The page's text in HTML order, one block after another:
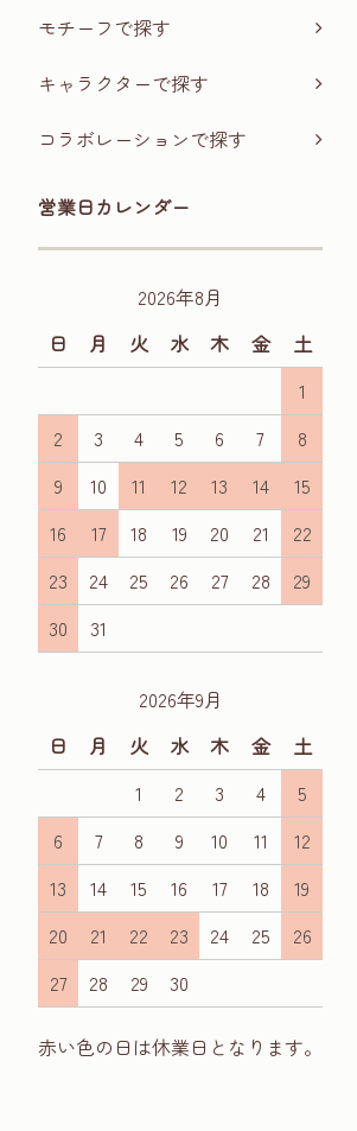
モチーフで探す
キャラクターで探す
コラボレーションで探す
営業日カレンダー
2026年8月
日
月 火 水 木 金
土
1
2
3 4 5 6 7
8
9
10 11 12 13 14
15
16
17 18 19 20 21
22
23
24 25 26 27 28
29
30
31
2026年9月
日
月 火 水 木 金
土
1
2 3 4
5
6
7 8 9 10 11
12
13
14 15 16 17 18
19
20
21 22 23 24 25
26
27
28 29 30
赤い色の日は休業日となります。